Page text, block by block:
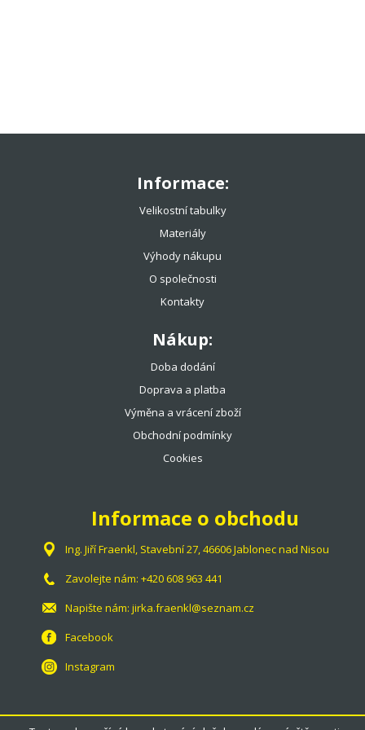
Informace:
Velikostní tabulky
Materiály
Výhody nákupu
O společnosti
Kontakty
Nákup:
Doba dodání
Doprava a platba
Výměna a vrácení zboží
Obchodní podmínky
Cookies
Informace o obchodu
Ing. Jiří Fraenkl, Stavební 27, 46606 Jablonec nad Nisou
Zavolejte nám: +420 608 963 441
Napište nám: jirka.fraenkl@seznam.cz
Facebook
Instagram